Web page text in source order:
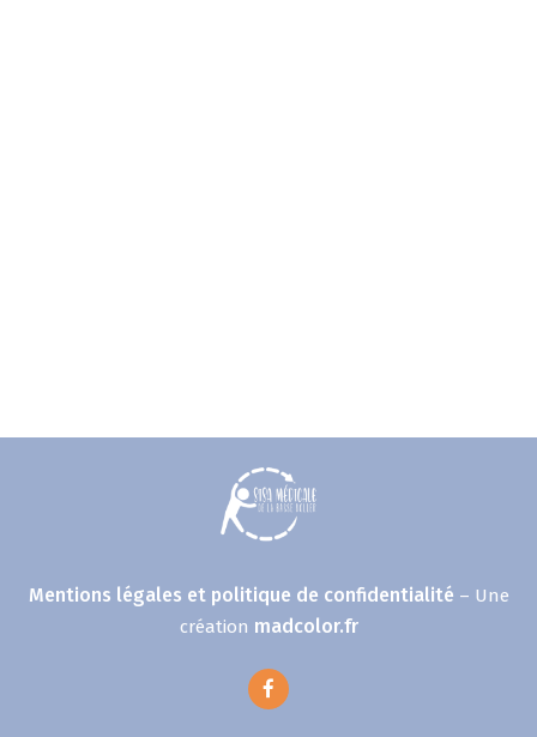
Mentions légales et politique de confidentialité – Une
création madcolor.fr